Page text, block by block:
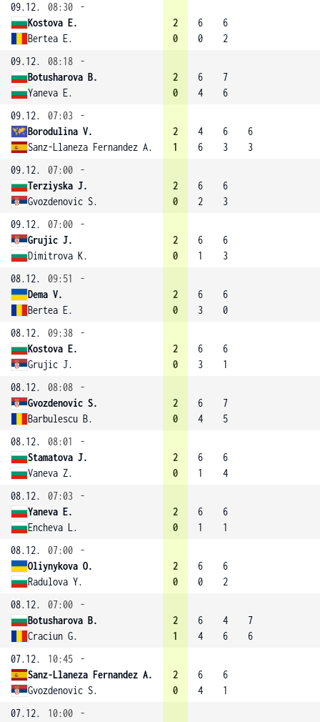
09.12.
08:30
-
Kostova E.
Bertea E.
2
0
6
0
6
2
09.12.
08:18
-
Botusharova B.
Yaneva E.
2
0
6
4
7
6
09.12.
07:03
-
Borodulina V.
Sanz-Llaneza Fernandez A.
2
1
4
6
6
3
6
3
09.12.
07:00
-
Terziyska J.
Gvozdenovic S.
2
0
6
2
6
3
09.12.
07:00
-
Grujic J.
Dimitrova K.
2
0
6
1
6
3
08.12.
09:51
-
Dema V.
Bertea E.
2
0
6
3
6
0
08.12.
09:38
-
Kostova E.
Grujic J.
2
0
6
3
6
1
08.12.
08:08
-
Gvozdenovic S.
Barbulescu B.
2
0
6
4
7
5
08.12.
08:01
-
Stamatova J.
Vaneva Z.
2
0
6
1
6
4
08.12.
07:03
-
Yaneva E.
Encheva L.
2
0
6
1
6
1
08.12.
07:00
-
Oliynykova O.
Radulova Y.
2
0
6
0
6
2
08.12.
07:00
-
Botusharova B.
Craciun G.
2
1
6
4
4
6
7
6
07.12.
10:45
-
Sanz-Llaneza Fernandez A.
Gvozdenovic S.
2
0
6
4
6
1
07.12.
10:00
-